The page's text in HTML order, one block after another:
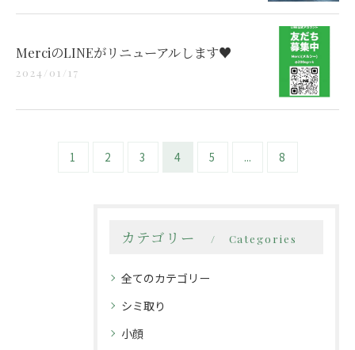
MerciのLINEがリニューアルします♥️
2024/01/17
1 2 3 4 5 ... 8
カテゴリー Categories
全てのカテゴリー
シミ取り
小顔